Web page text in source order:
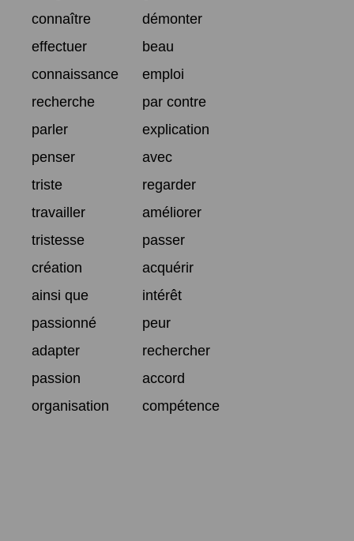
connaître
démonter
effectuer
beau
connaissance
emploi
recherche
par contre
parler
explication
penser
avec
triste
regarder
travailler
améliorer
tristesse
passer
création
acquérir
ainsi que
intérêt
passionné
peur
adapter
rechercher
passion
accord
organisation
compétence